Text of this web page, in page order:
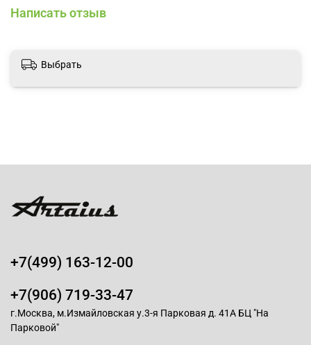
Написать отзыв
Выбрать
+7(499) 163-12-00
+7(906) 719-33-47
г.Москва, м.Измайловская у.3-я Парковая д. 41А БЦ "На
Парковой"